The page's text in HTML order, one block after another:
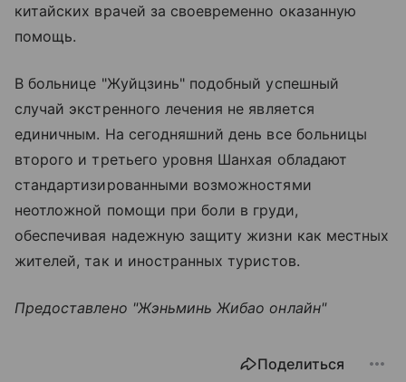
китайских врачей за своевременно оказанную
помощь.
В больнице "Жуйцзинь" подобный успешный
случай экстренного лечения не является
единичным. На сегодняшний день все больницы
второго и третьего уровня Шанхая обладают
стандартизированными возможностями
неотложной помощи при боли в груди,
обеспечивая надежную защиту жизни как местных
жителей, так и иностранных туристов.
Предоставлено "Жэньминь Жибао онлайн"
Поделиться